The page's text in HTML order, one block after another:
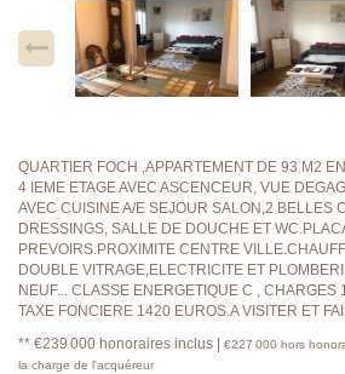
QUARTIER FOCH ,APPARTEMENT DE 93 M2
4 IEME ETAGE AVEC ASCENCEUR, VUE
AVEC CUISINE A/E SEJOUR SALON,2 BELLES
DRESSINGS, SALLE DE DOUCHE ET
PREVOIRS.PROXIMITE CENTRE
DOUBLE VITRAGE,ELECTRICITE ET
NEUF... CLASSE ENERGETIQUE C ,
TAXE FONCIERE 1420 EUROS.A VISITER ET
** €239 000 honoraires inclus €227 000 hors
la charge de l'acquéreur